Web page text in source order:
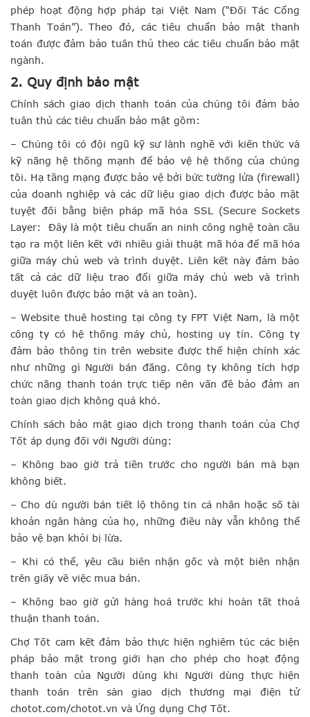
phép hoạt động hợp pháp tại Việt Nam (“Đối Tác Cổng
Thanh Toán”). Theo đó, các tiêu chuẩn bảo mật thanh
toán được đảm bảo tuân thủ theo các tiêu chuẩn bảo mật
ngành.
2. Quy định bảo mật
Chính sách giao dịch thanh toán của chúng tôi đảm bảo
tuân thủ các tiêu chuẩn bảo mật gồm:
– Chúng tôi có đội ngũ kỹ sư lành nghề với kiến thức và
kỹ năng hệ thống mạnh để bảo vệ hệ thống của chúng
tôi. Hạ tầng mạng được bảo vệ bởi bức tường lửa (firewall)
của doanh nghiệp và các dữ liệu giao dịch được bảo mật
tuyệt đối bằng biện pháp mã hóa SSL (Secure Sockets
Layer: Đây là một tiêu chuẩn an ninh công nghệ toàn cầu
tạo ra một liên kết với nhiều giải thuật mã hóa để mã hóa
giữa máy chủ web và trình duyệt. Liên kết này đảm bảo
tất cả các dữ liệu trao đổi giữa máy chủ web và trình
duyệt luôn được bảo mật và an toàn).
– Website thuê hosting tại công ty FPT Việt Nam, là một
công ty có hệ thống máy chủ, hosting uy tín. Công ty
đảm bảo thông tin trên website được thể hiện chính xác
như những gì Người bán đăng. Công ty không tích hợp
chức năng thanh toán trực tiếp nên vấn đề bảo đảm an
toàn giao dịch không quá khó.
Chính sách bảo mật giao dịch trong thanh toán của Chợ
Tốt áp dụng đối với Người dùng:
– Không bao giờ trả tiền trước cho người bán mà bạn
không biết.
– Cho dù người bán tiết lộ thông tin cá nhân hoặc số tài
khoản ngân hàng của họ, những điều này vẫn không thể
bảo vệ bạn khỏi bị lừa.
– Khi có thể, yêu cầu biên nhận gốc và một biên nhận
trên giấy về việc mua bán.
– Không bao giờ gửi hàng hoá trước khi hoàn tất thoả
thuận thanh toán.
Chợ Tốt cam kết đảm bảo thực hiện nghiêm túc các biện
pháp bảo mật trong giới hạn cho phép cho hoạt động
thanh toàn của Người dùng khi Người dùng thực hiện
thanh toán trên sàn giao dịch thương mại điện tử
chotot.com/chotot.vn và Ứng dụng Chợ Tốt.